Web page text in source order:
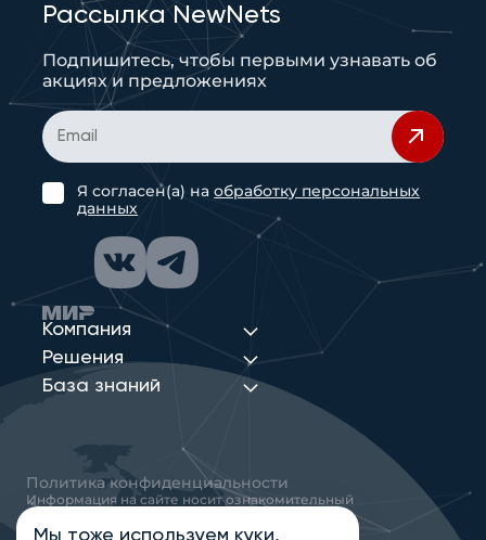
Компания
Решения
База знаний
Рассылка NewNets
Подпишитесь, чтобы первыми узнавать об
акциях и предложениях
Я согласен(а) наобработку персональных
данных
Политика конфиденциальности
Информация на сайте носит ознакомительный
характер и не является публичной офертой,
определяемой положениями статьи 437
Мы тоже используем куки,